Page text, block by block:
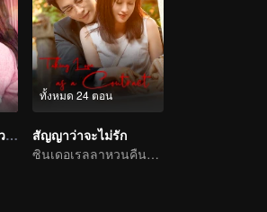
รักหวั่นใจยัยภรรยาตัวปลอม
ทั้งหมด 24 ตอน
สัญญาว่าจะไม่รัก
ซินเดอเรลลาหวนคืนสู่ตระกูลไฮโซพบกับท่านประธานเผด็จการเจ้าแผนการ